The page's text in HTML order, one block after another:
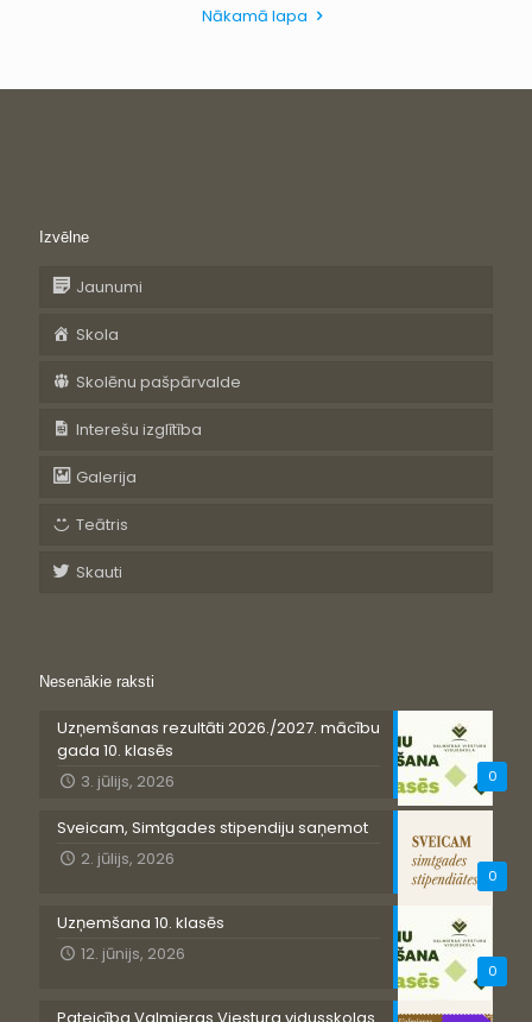
Nākamā lapa
Izvēlne
Jaunumi
Skola
Skolēnu pašpārvalde
Interešu izglītība
Galerija
Teātris
Skauti
Nesenākie raksti
0
Uzņemšanas rezultāti 2026./2027. mācību
gada 10. klasēs
3. jūlijs, 2026
0
Sveicam, Simtgades stipendiju saņemot
2. jūlijs, 2026
0
Uzņemšana 10. klasēs
12. jūnijs, 2026